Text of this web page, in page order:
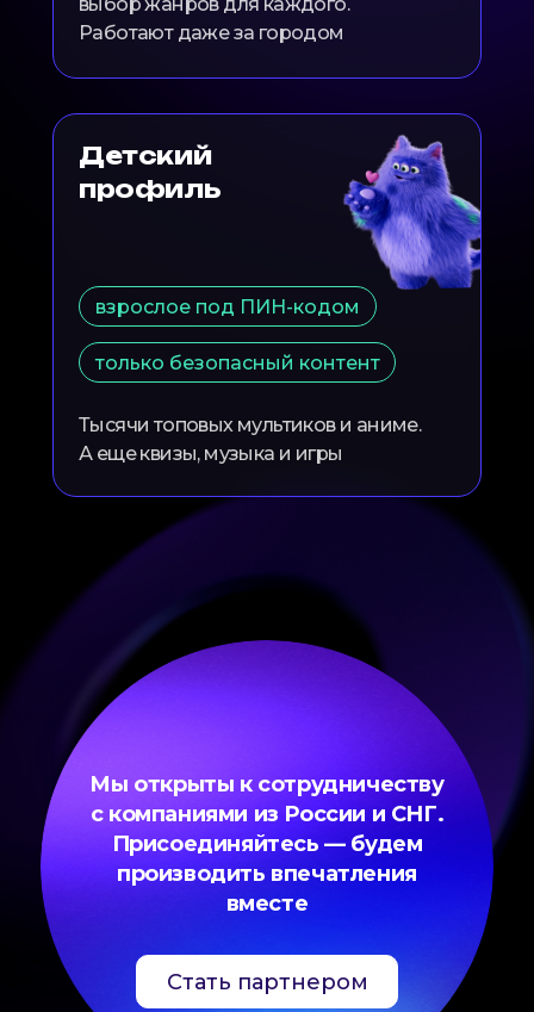
Работают даже за городом
Детский
профиль
Тысячи топовых мультиков и аниме.
А еще квизы, музыка и игры
взрослое под ПИН-кодом
только безопасный контент
Стать партнером
Мы открыты к сотрудничеству
с компаниями из России и СНГ.
Присоединяйтесь — будем
производить впечатления
вместе